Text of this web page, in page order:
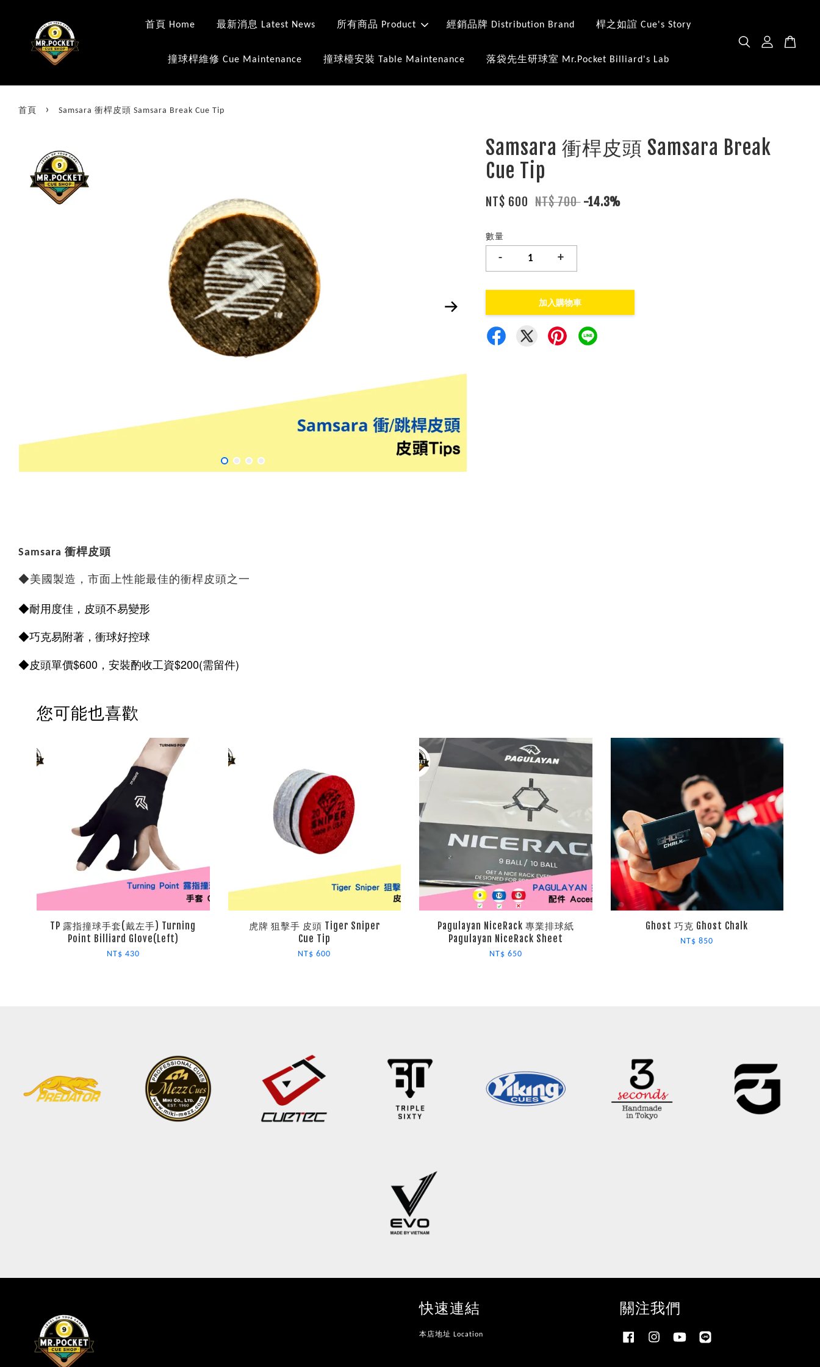
首頁 Home 最新消息 Latest News 所有商品 Product 經銷品牌 Distribution Brand 桿之如誼 Cue's Story
撞球桿維修 Cue Maintenance 撞球檯安裝 Table Maintenance 落袋先生研球室 Mr.Pocket Billiard's Lab
首頁 › Samsara 衝桿皮頭 Samsara Break Cue Tip
Samsara 衝桿皮頭 Samsara Break
Cue Tip
NT$ 600 NT$ 700 -14.3%
數量
- +
加入購物車
Samsara 衝桿皮頭
◆美國製造，市面上性能最佳的衝桿皮頭之一
◆耐用度佳，皮頭不易變形
◆巧克易附著， 衝球好控球
◆皮頭單價$600，安裝酌收工資$200(需留件)
您可能也喜歡
TP 露指撞球手套(戴左手) Turning
Point Billiard Glove(Left)
NT$ 430
虎牌 狙擊手 皮頭 Tiger Sniper
Cue Tip
NT$ 600
Pagulayan NiceRack 專業排球紙
Pagulayan NiceRack Sheet
NT$ 650
Ghost 巧克 Ghost Chalk
NT$ 850
快速連結
本店地址 Location
關注我們
FacebookInstagramYouTube